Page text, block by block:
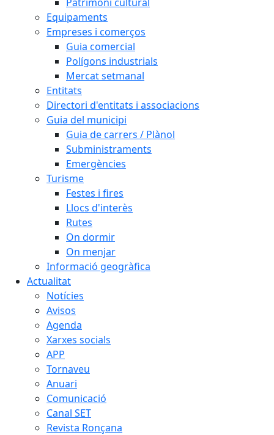
Equipaments
Empreses i comerços
Guia comercial
Polígons industrials
Mercat setmanal
Entitats
Directori d'entitats i associacions
Guia del municipi
Guia de carrers / Plànol
Subministraments
Emergències
Turisme
Festes i fires
Llocs d'interès
Rutes
On dormir
On menjar
Informació geogràfica
Actualitat
Notícies
Avisos
Agenda
Xarxes socials
APP
Tornaveu
Anuari
Comunicació
Canal SET
Revista Ronçana